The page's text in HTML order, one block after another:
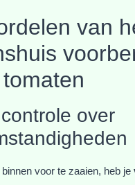
van
over
voor te zaaien, heb je